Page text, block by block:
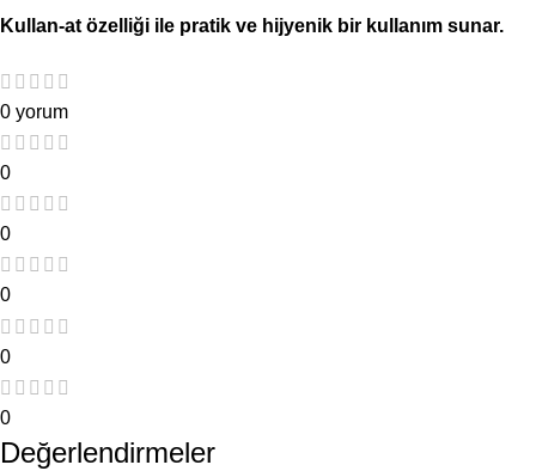
Kullan-at özelliği ile pratik ve hijyenik bir kullanım sunar.
0 yorum
0
0
0
0
0
Değerlendirmeler